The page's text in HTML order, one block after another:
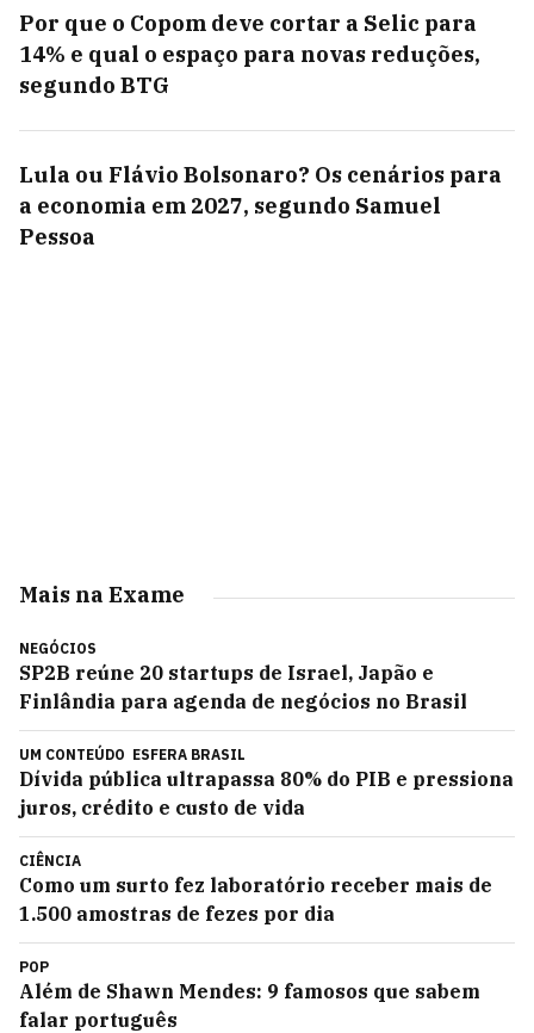
Por que o Copom deve cortar a Selic para
14% e qual o espaço para novas reduções,
segundo BTG
Lula ou Flávio Bolsonaro? Os cenários para
a economia em 2027, segundo Samuel
Pessoa
Mais na Exame
NEGÓCIOS
SP2B reúne 20 startups de Israel, Japão e
Finlândia para agenda de negócios no Brasil
UM CONTEÚDO ESFERA BRASIL
Dívida pública ultrapassa 80% do PIB e pressiona
juros, crédito e custo de vida
CIÊNCIA
Como um surto fez laboratório receber mais de
1.500 amostras de fezes por dia
POP
Além de Shawn Mendes: 9 famosos que sabem
falar português